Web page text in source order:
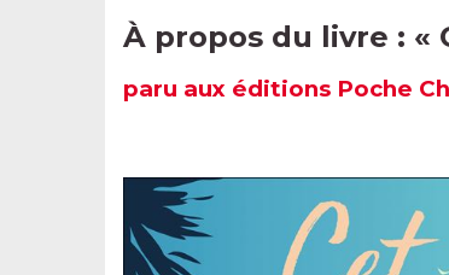
À propos du livre : «
paru aux éditions Poche